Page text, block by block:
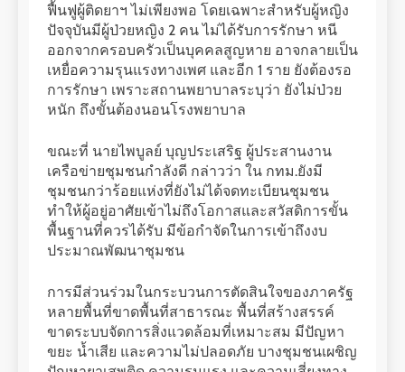
ฟื้นฟูผู้ติดยาฯ ไม่เพียงพอ โดยเฉพาะสำหรับผู้หญิง
ปัจจุบันมีผู้ป่วยหญิง 2 คน ไม่ได้รับการรักษา หนี
ออกจากครอบครัวเป็นบุคคลสูญหาย อาจกลายเป็น
เหยื่อความรุนแรงทางเพศ และอีก 1 ราย ยังต้องรอ
การรักษา เพราะสถานพยาบาลระบุว่า ยังไม่ป่วย
หนัก ถึงขั้นต้องนอนโรงพยาบาล
ขณะที่ นายไพบูลย์ บุญประเสริฐ ผู้ประสานงาน
เครือข่ายชุมชนกำลังดี กล่าวว่า ใน กทม.ยังมี
ชุมชนกว่าร้อยแห่งที่ยังไม่ได้จดทะเบียนชุมชน
ทำให้ผู้อยู่อาศัยเข้าไม่ถึงโอกาสและสวัสดิการขั้น
พื้นฐานที่ควรได้รับ มีข้อกำจัดในการเข้าถึงงบ
ประมาณพัฒนาชุมชน
การมีส่วนร่วมในกระบวนการตัดสินใจของภาครัฐ
หลายพื้นที่ขาดพื้นที่สาธารณะ พื้นที่สร้างสรรค์
ขาดระบบจัดการสิ่งแวดล้อมที่เหมาะสม มีปัญหา
ขยะ น้ำเสีย และความไม่ปลอดภัย บางชุมชนเผชิญ